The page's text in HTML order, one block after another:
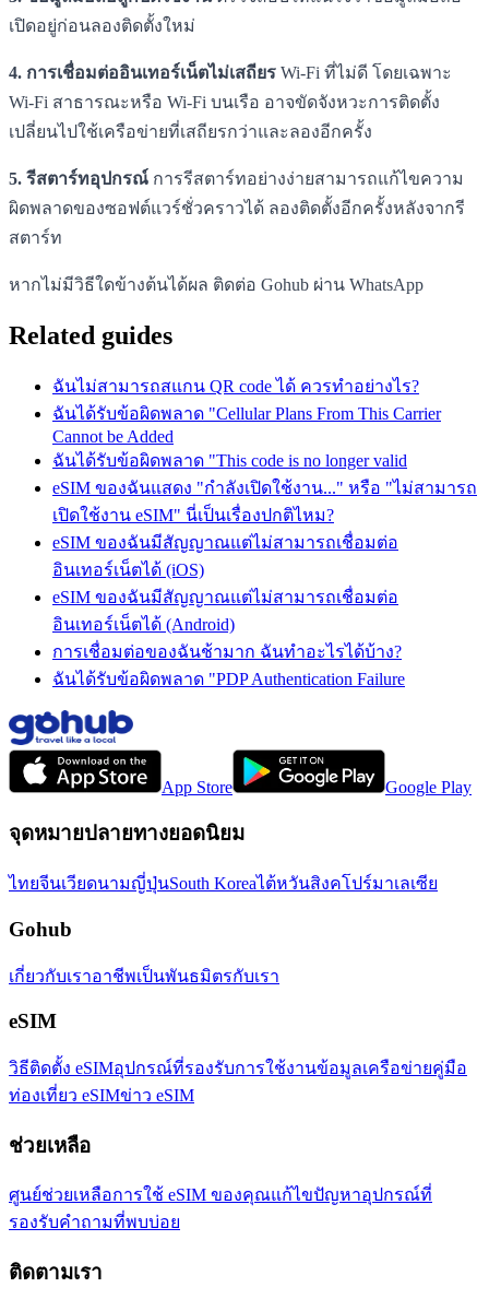
เปิดอยู่ก่อนลองติดตั้งใหม่
4. การเชื่อมต่ออินเทอร์เน็ตไม่เสถียร Wi-Fi ที่ไม่ดี โดยเฉพาะ
Wi-Fi สาธารณะหรือ Wi-Fi บนเรือ อาจขัดจังหวะการติดตั้ง
เปลี่ยนไปใช้เครือข่ายที่เสถียรกว่าและลองอีกครั้ง
5. รีสตาร์ทอุปกรณ์ การรีสตาร์ทอย่างง่ายสามารถแก้ไขความ
ผิดพลาดของซอฟต์แวร์ชั่วคราวได้ ลองติดตั้งอีกครั้งหลังจากรี
สตาร์ท
หากไม่มีวิธีใดข้างต้นได้ผล ติดต่อ Gohub ผ่าน WhatsApp
Related guides
ฉันไม่สามารถสแกน QR code ได้ ควรทำอย่างไร?
ฉันได้รับข้อผิดพลาด "Cellular Plans From This Carrier
Cannot be Added
ฉันได้รับข้อผิดพลาด "This code is no longer valid
eSIM ของฉันแสดง "กำลังเปิดใช้งาน..." หรือ "ไม่สามารถ
เปิดใช้งาน eSIM" นี่เป็นเรื่องปกติไหม?
eSIM ของฉันมีสัญญาณแต่ไม่สามารถเชื่อมต่อ
อินเทอร์เน็ตได้ (iOS)
eSIM ของฉันมีสัญญาณแต่ไม่สามารถเชื่อมต่อ
อินเทอร์เน็ตได้ (Android)
การเชื่อมต่อของฉันช้ามาก ฉันทำอะไรได้บ้าง?
ฉันได้รับข้อผิดพลาด "PDP Authentication Failure
App Store Google Play
จุดหมายปลายทางยอดนิยม
ไทยจีนเวียดนามญี่ปุ่นSouth Koreaไต้หวันสิงคโปร์มาเลเซีย
Gohub
เกี่ยวกับเราอาชีพเป็นพันธมิตรกับเรา
eSIM
วิธีติดตั้ง eSIMอุปกรณ์ที่รองรับการใช้งานข้อมูลเครือข่ายคู่มือ
ท่องเที่ยว eSIMข่าว eSIM
ช่วยเหลือ
ศูนย์ช่วยเหลือการใช้ eSIM ของคุณแก้ไขปัญหาอุปกรณ์ที่
รองรับคำถามที่พบบ่อย
ติดตามเรา